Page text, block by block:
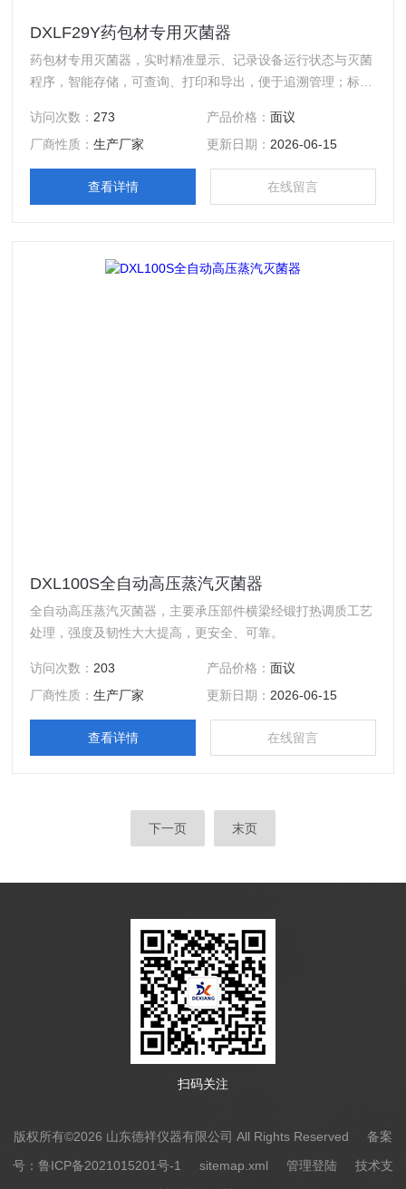
DXLF29Y药包材专用灭菌器
药包材专用灭菌器，实时精准显示、记录设备运行状态与灭菌
程序，智能存储，可查询、打印和导出，便于追溯管理；标配
值等。
访问次数： 273 产品价格： 面议
厂商性质：生产厂家 更新日期： 2026-06-15
查看详情 在线留言
DXL100S全自动高压蒸汽灭菌器
全自动高压蒸汽灭菌器，主要承压部件横梁经锻打热调质工艺
处理，强度及韧性大大提高，更安全、可靠。
访问次数： 203 产品价格： 面议
厂商性质：生产厂家 更新日期： 2026-06-15
查看详情 在线留言
下一页 末页
扫码关注
版权所有©2026 山东德祥仪器有限公司 All Rights Reserved 备案
号：鲁ICP备2021015201号-1
sitemap.xml 管理登陆技术支